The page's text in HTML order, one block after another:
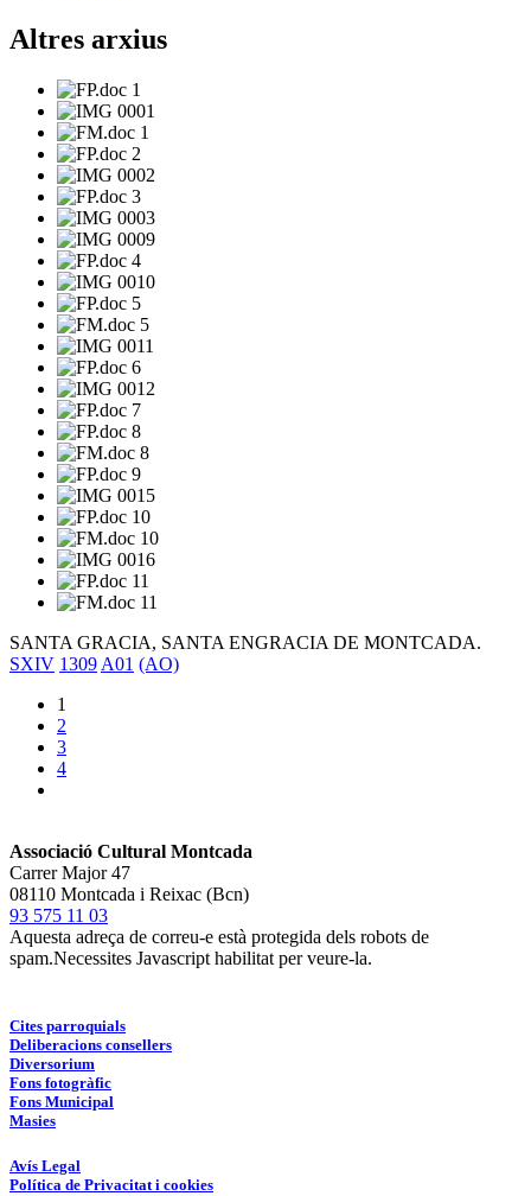
Altres arxius
SANTA GRACIA, SANTA ENGRACIA DE MONTCADA.
SXIV 1309 A01 (AO)
1
2
3
4
Associació Cultural Montcada
Carrer Major 47
08110 Montcada i Reixac (Bcn)
93 575 11 03
Aquesta adreça de correu-e està protegida dels robots de
spam.Necessites Javascript habilitat per veure-la.
Cites parroquials
Deliberacions consellers
Diversorium
Fons fotogràfic
Fons Municipal
Masies
Avís Legal
Política de Privacitat i cookies